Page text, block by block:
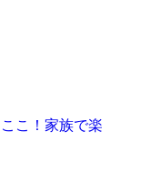
こ！家族で楽